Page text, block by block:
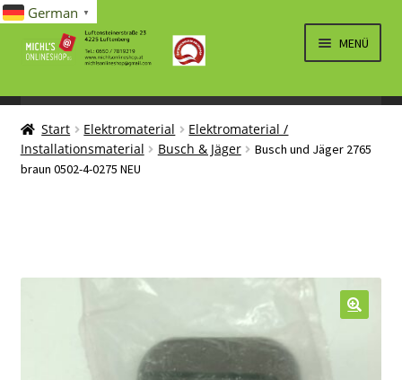
Navigation
Inhalt
MENÜ
SPIELWAREN/BAUSÄTZE
ÖFFNEN
ELEKTRO
ÖFFNEN
LÜFTUNG, HEIZUNG, KLIMA
ÖFFNEN
Start Elektromaterial
Elektromaterial /
Installationsmaterial
Busch & Jäger
Busch und Jäger 2765
braun 0502-4-0275 NEU
German ▼